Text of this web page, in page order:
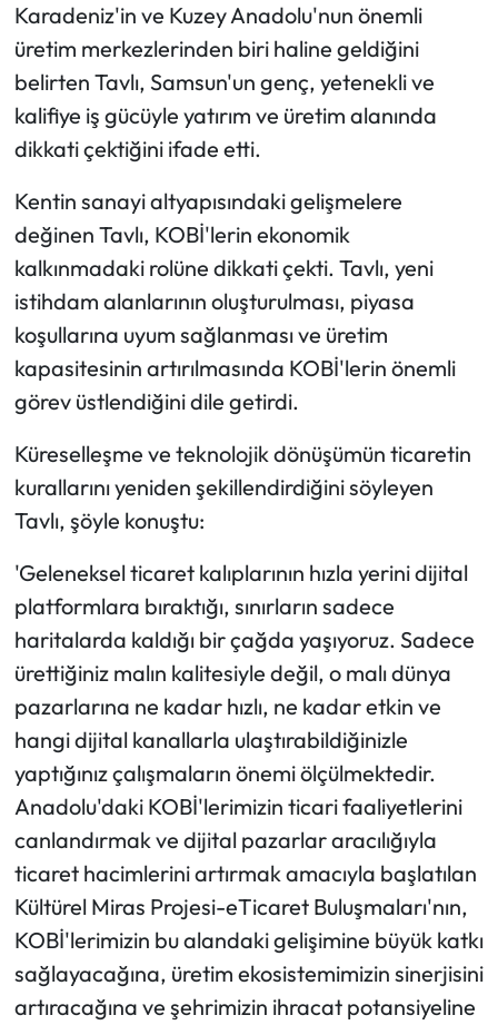
Karadeniz'in ve Kuzey Anadolu'nun önemli
üretim merkezlerinden biri haline geldiğini
belirten Tavlı, Samsun'un genç, yetenekli ve
kalifiye iş gücüyle yatırım ve üretim alanında
dikkati çektiğini ifade etti.
Kentin sanayi altyapısındaki gelişmelere
değinen Tavlı, KOBİ'lerin ekonomik
kalkınmadaki rolüne dikkati çekti. Tavlı, yeni
istihdam alanlarının oluşturulması, piyasa
koşullarına uyum sağlanması ve üretim
kapasitesinin artırılmasında KOBİ'lerin önemli
görev üstlendiğini dile getirdi.
Küreselleşme ve teknolojik dönüşümün ticaretin
kurallarını yeniden şekillendirdiğini söyleyen
Tavlı, şöyle konuştu:
'Geleneksel ticaret kalıplarının hızla yerini dijital
platformlara bıraktığı, sınırların sadece
haritalarda kaldığı bir çağda yaşıyoruz. Sadece
ürettiğiniz malın kalitesiyle değil, o malı dünya
pazarlarına ne kadar hızlı, ne kadar etkin ve
hangi dijital kanallarla ulaştırabildiğinizle
yaptığınız çalışmaların önemi ölçülmektedir.
Anadolu'daki KOBİ'lerimizin ticari faaliyetlerini
canlandırmak ve dijital pazarlar aracılığıyla
ticaret hacimlerini artırmak amacıyla başlatılan
Kültürel Miras Projesi-eTicaret Buluşmaları'nın,
KOBİ'lerimizin bu alandaki gelişimine büyük katkı
sağlayacağına, üretim ekosistemimizin sinerjisini
artıracağına ve şehrimizin ihracat potansiyeline